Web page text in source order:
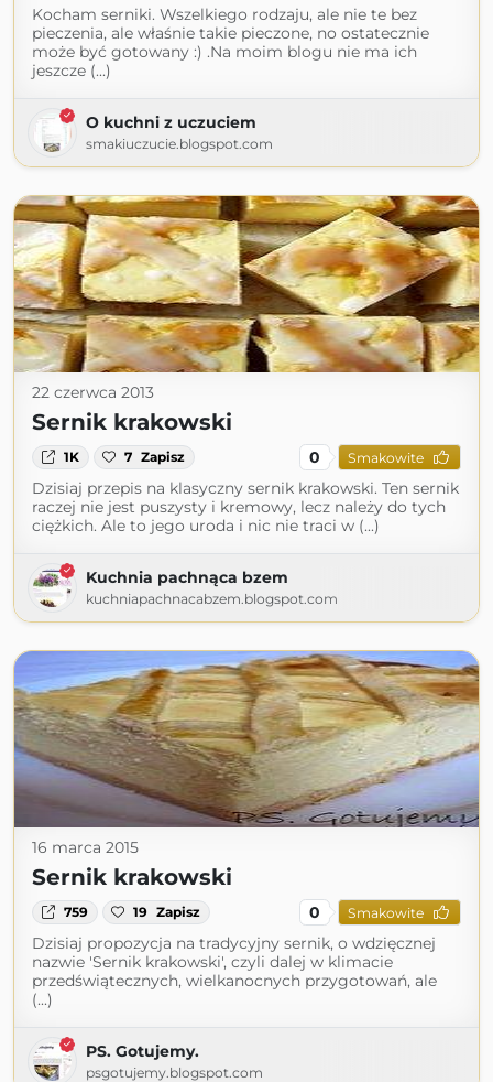
Kocham serniki. Wszelkiego rodzaju, ale nie te bez
pieczenia, ale właśnie takie pieczone, no ostatecznie
może być gotowany :) .Na moim blogu nie ma ich
jeszcze (...)
O kuchni z uczuciem
smakiuczucie.blogspot.com
22 czerwca 2013
Sernik krakowski
1K 7 Zapisz 0 Smakowite
Dzisiaj przepis na klasyczny sernik krakowski. Ten sernik
raczej nie jest puszysty i kremowy, lecz należy do tych
ciężkich. Ale to jego uroda i nic nie traci w (...)
Kuchnia pachnąca bzem
kuchniapachnacabzem.blogspot.com
16 marca 2015
Sernik krakowski
759 19 Zapisz 0 Smakowite
Dzisiaj propozycja na tradycyjny sernik, o wdzięcznej
nazwie 'Sernik krakowski', czyli dalej w klimacie
przedświątecznych, wielkanocnych przygotowań, ale
(...)
PS. Gotujemy.
psgotujemy.blogspot.com